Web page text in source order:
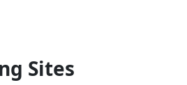
Sites